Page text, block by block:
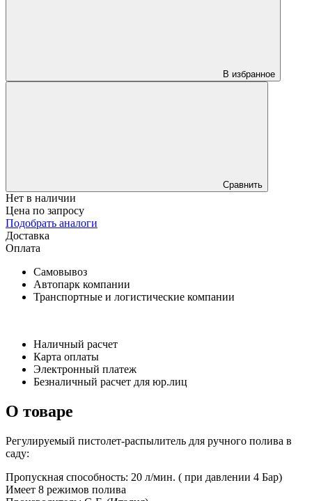
В избранное
Сравнить
Нет в наличии
Цена по запросу
Подобрать аналоги
Доставка
Оплата
Самовывоз
Автопарк компании
Транспортные и логистические компании
Наличный расчет
Карта оплаты
Электронный платеж
Безналичный расчет для юр.лиц
О товаре
Регулируемый пистолет-распылитель для ручного полива в
саду:
Пропускная способность: 20 л/мин. ( при давлении 4 Бар)
Имеет 8 режимов полива